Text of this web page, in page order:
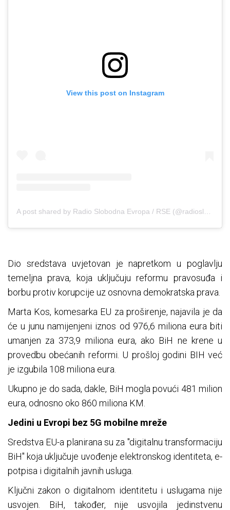
View this post on Instagram
Dio sredstava uvjetovan je napretkom u poglavlju
temeljna prava, koja uključuju reformu pravosuđa i
borbu protiv korupcije uz osnovna demokratska prava.
Marta Kos, komesarka EU za proširenje, najavila je da
će u junu namijenjeni iznos od 976,6 miliona eura biti
umanjen za 373,9 miliona eura, ako BiH ne krene u
provedbu obećanih reformi. U prošloj godini BIH već
je izgubila 108 miliona eura.
Ukupno je do sada, dakle, BiH mogla povući 481 milion
eura, odnosno oko 860 miliona KM.
Jedini u Evropi bez 5G mobilne mreže
Sredstva EU-a planirana su za "digitalnu transformaciju
BiH" koja uključuje uvođenje elektronskog identiteta, e-
potpisa i digitalnih javnih usluga.
Ključni zakon o digitalnom identitetu i uslugama nije
usvojen. BiH, također, nije usvojila jedinstvenu